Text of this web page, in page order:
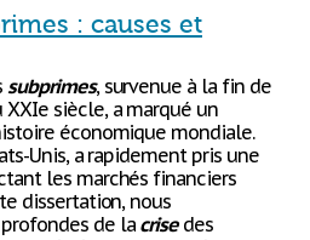
: causes et
subprimes, survenue à la fin de
siècle, a marqué un
économique mondiale.
Unis, a rapidement pris une
les marchés financiers
dissertation, nous
de la crisedes